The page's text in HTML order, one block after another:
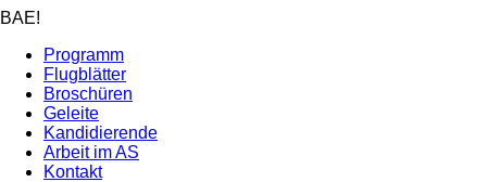
BAE!
Programm
Flugblätter
Broschüren
Geleite
Kandidierende
Arbeit im AS
Kontakt